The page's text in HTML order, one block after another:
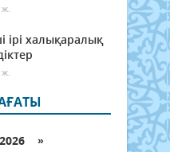
ж.
ірі халықаралық
ж.
»